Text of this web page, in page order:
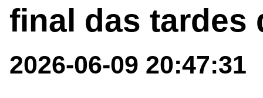
final das tardes
2026-06-09 20:47:31